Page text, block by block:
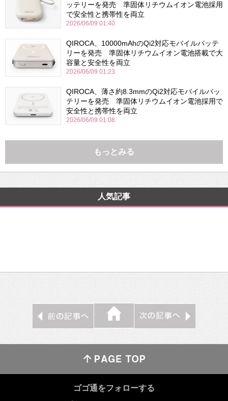
ッテリーを発売 準固体リチウムイオン電池採用
で安全性と携帯性を両立
2026/06/09 01:40
QIROCA、10000mAhのQi2対応モバイルバッテ
リーを発売 準固体リチウムイオン電池搭載で大
容量と安全性を両立
2026/06/09 01:23
QIROCA、薄さ約8.3mmのQi2対応モバイルバッ
テリーを発売 準固体リチウムイオン電池採用で
安全性と携帯性を両立
2026/06/09 01:08
もっとみる
人気記事
ゴゴ通をフォローする